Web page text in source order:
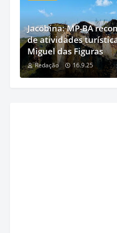
Jacobina: MP-BA
de atividades
Miguel das Figuras
Redação 16.9.25